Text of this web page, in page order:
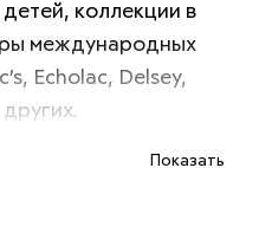
коллекции в
международных
Echolac, Delsey,
Показать